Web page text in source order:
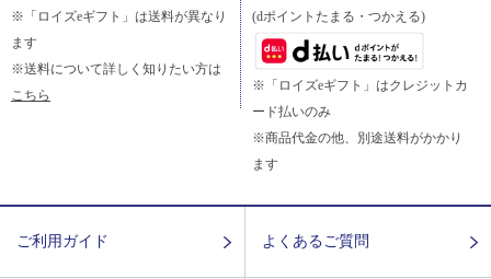
※「ロイズeギフト」は送料が異なり
ます
※送料について詳しく知りたい方は
こちら
(dポイントたまる・つかえる)
※「ロイズeギフト」はクレジットカ
ード払いのみ
※商品代金の他、別途送料がかかり
ます
ご利用ガイド よくあるご質問